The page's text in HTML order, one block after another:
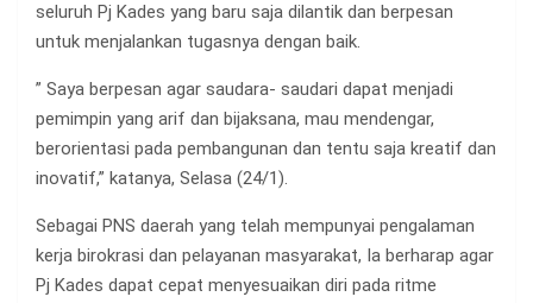
seluruh Pj Kades yang baru saja dilantik dan berpesan
untuk menjalankan tugasnya dengan baik.
” Saya berpesan agar saudara- saudari dapat menjadi
pemimpin yang arif dan bijaksana, mau mendengar,
berorientasi pada pembangunan dan tentu saja kreatif dan
inovatif,” katanya, Selasa (24/1).
Sebagai PNS daerah yang telah mempunyai pengalaman
kerja birokrasi dan pelayanan masyarakat, Ia berharap agar
Pj Kades dapat cepat menyesuaikan diri pada ritme